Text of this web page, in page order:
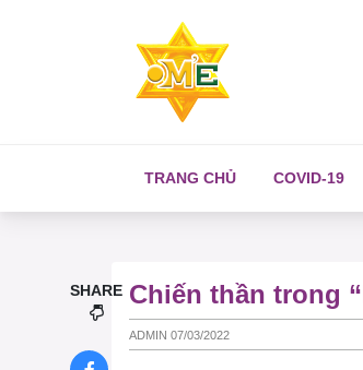
TRANG CHỦ COVID-19
Chiến thần trong
ADMIN 07/03/2022
SHARE